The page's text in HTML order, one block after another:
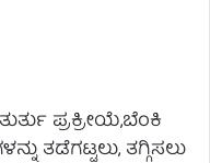
ಪ್ರಕ್ರೀಯೆ,ಬೆಂಕಿ
ತಡೆಗಟ್ಟಲು, ತಗ್ಗಿಸಲು